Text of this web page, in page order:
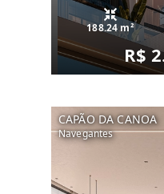
188.24 m²
R$
CAPÃO DA CANOA
Navegantes